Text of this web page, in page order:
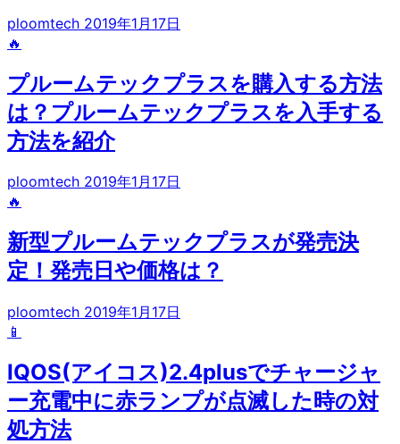
ploomtech 2019年1月17日
🔥
プルームテックプラスを購入する方法
は？プルームテックプラスを入手する
方法を紹介
ploomtech 2019年1月17日
🔥
新型プルームテックプラスが発売決
定！発売日や価格は？
ploomtech 2019年1月17日
📱
IQOS(アイコス)2.4plusでチャージャ
ー充電中に赤ランプが点滅した時の対
処方法